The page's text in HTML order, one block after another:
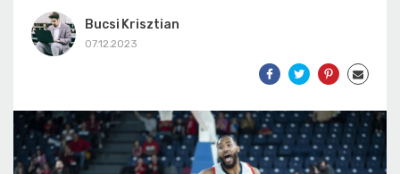
Bucsi Krisztian
07.12.2023